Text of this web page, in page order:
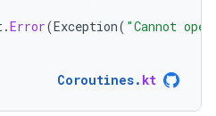
.Error(Exception( "Cannot
Coroutines. kt